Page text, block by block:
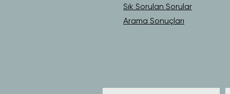
Sık Sorulan Sorular
Arama Sonuçları